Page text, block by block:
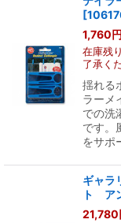
[
1,760円
在庫残
了承く
揺れる
ラーメ
での洗
です。
をサポ
ギャラ
ト ア
21,780